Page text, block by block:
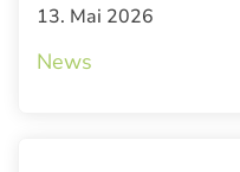
13. Mai 2026
News